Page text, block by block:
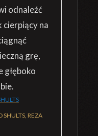
odnaleźć
cierpiący na
grę,
głęboko
SHULTS, REZA